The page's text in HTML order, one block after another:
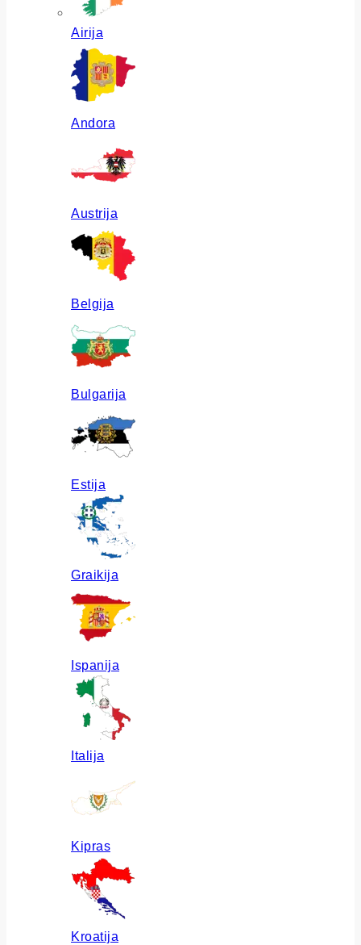
Airija
Andora
Austrija
Belgija
Bulgarija
Estija
Graikija
Ispanija
Italija
Kipras
Kroatija